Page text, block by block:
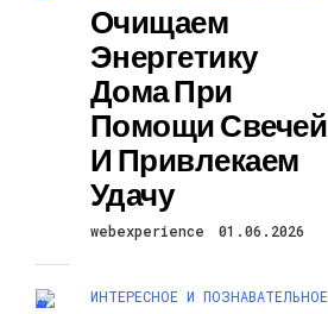
Очищаем
Энергетику
Дома При
Помощи Свечей
И Привлекаем
Удачу
webexperience 01.06.2026
ИНТЕРЕСНОЕ И ПОЗНАВАТЕЛЬНОЕ